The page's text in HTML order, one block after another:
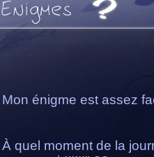
Mon énigme est assez
À quel moment de la